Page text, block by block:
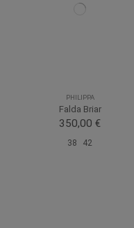
PHILIPPA
Falda Briar
350,00 €
38 42